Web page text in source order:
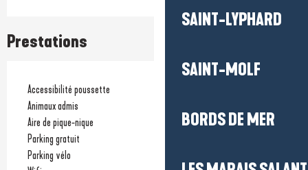
SAINT-LYPHARD
SAINT-MOLF
BORDS DE MER
Prestations
Accessibilité poussette
Animaux admis
Aire de pique-nique
Parking gratuit
Parking vélo